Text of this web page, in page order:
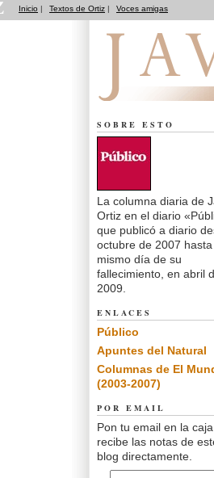
Inicio | Textos de Ortiz | Voces amigas
SOBRE ESTO
La columna diaria de
Ortiz en el diario
que publicó a diario
octubre de 2007
mismo día de su
fallecimiento, en abril
2009.
ENLACES
Público
Apuntes del Natural
Columnas de El
(2003-2007)
POR EMAIL
Pon tu email en la
recibe las notas de
blog directamente.